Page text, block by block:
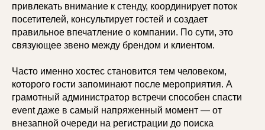
привлекать внимание к стенду, координирует поток
посетителей, консультирует гостей и создает
правильное впечатление о компании. По сути, это
связующее звено между брендом и клиентом.
Часто именно хостес становится тем человеком,
которого гости запоминают после мероприятия. А
грамотный администратор встречи способен спасти
event даже в самый напряженный момент — от
внезапной очереди на регистрации до поиска